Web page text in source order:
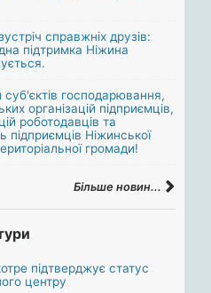
справжніх друзів:
підтримка Ніжина
суб'єктів господарювання,
організацій підприємців,
роботодавців та
підприємців Ніжинської
громади!
Більше новин...
підтверджує статус
центру